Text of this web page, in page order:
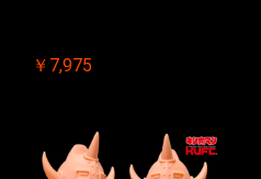
￥7,975